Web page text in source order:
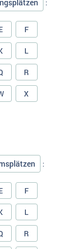
:
F
L
R
X
:
F
L
R